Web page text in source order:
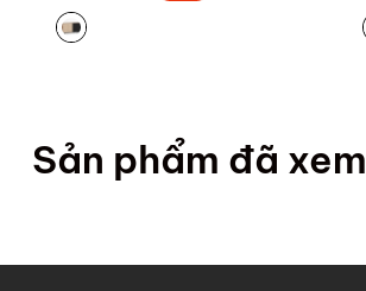
Sản phẩm đã xem